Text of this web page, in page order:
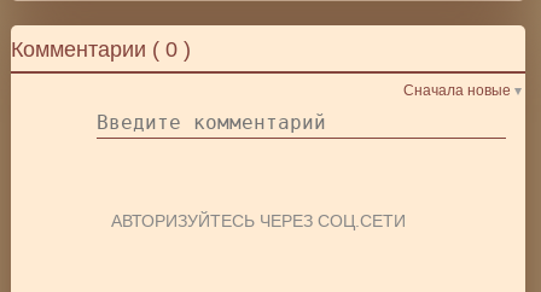
Комментарии (0 )
Сначала новые
АВТОРИЗУЙТЕСЬ ЧЕРЕЗ СОЦ.СЕТИ